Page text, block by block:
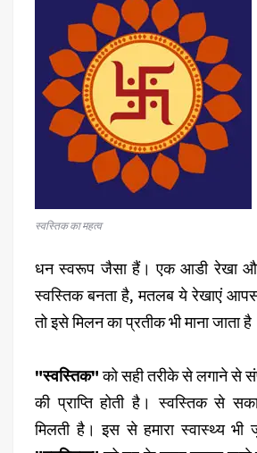
स्वस्तिक का महत्व
धन स्वरूप जैसा हैं। एक आडी रेखा
स्वस्तिक बनता है, मतलब ये रेखाएं
तो इसे मिलन का प्रतीक भी माना जाता
"स्वस्तिक"को सही तरीके से लगाने से
की प्राप्ति होती है। स्वस्तिक से
मिलती है। इस से हमारा स्वास्थ्य भी